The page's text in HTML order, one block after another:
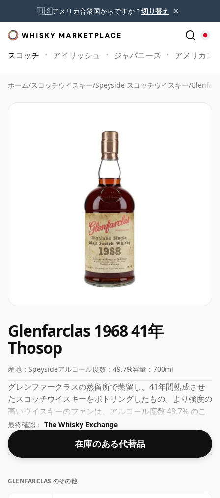
🇺🇸アメリカ合衆国からですか？切り替え ×
スコッチ アイリッシュ ジャパニーズ アメリカン
ホーム/スコッチウイスキー/Speyside スコッチウイスキー/
Glenfarclas 1968 41年
Thosop
産地： Speysideアルコール度数： 49.7%容量： 700ml
グレンファークラスの蒸留所で蒸留し、41年間熟成させ
たスコッチウイスキーをボトリングしたもの。より強度の
高いウイスキーのファンは、アルコール度数 49.7% のこ
のボトリングに失望することはありません。
最終確認： The Whisky Exchange
在庫のある代替品
GLENFARCLAS のその他